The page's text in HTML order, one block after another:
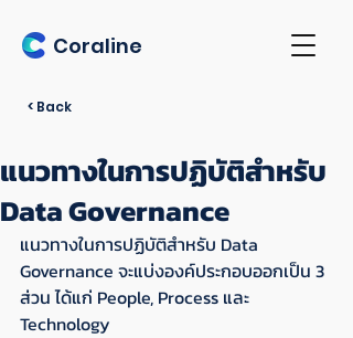
Coraline
< Back
แนวทางในการปฏิบัติสำหรับ
Data Governance
แนวทางในการปฏิบัติสำหรับ Data
Governance จะแบ่งองค์ประกอบออกเป็น 3
ส่วน ได้แก่ People, Process และ
Technology